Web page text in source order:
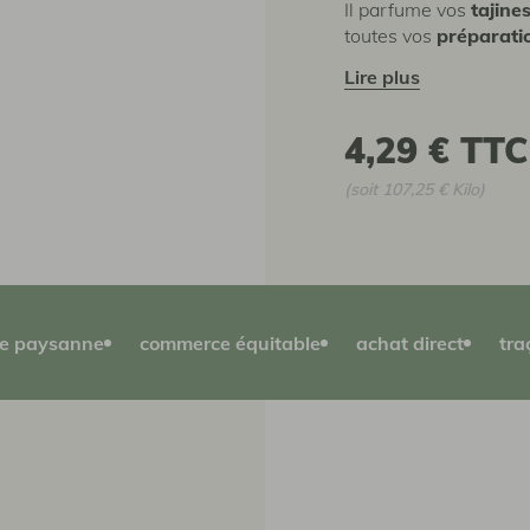
Il parfume vostajines
toutes vos
lire plus
4,29 €TTC
(soit 107,25 € Kilo)
paysanne commerce équitable achat direct